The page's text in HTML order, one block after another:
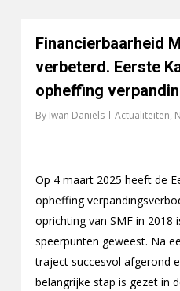
Financierbaarheid
verbeterd. Eerste
opheffing
By Iwan Daniëls Actualiteiten,
Op 4 maart 2025 heeft de
opheffing
oprichting van SMF in 2018
speerpunten geweest. Na
traject succesvol afgerond
belangrijke stap is gezet in